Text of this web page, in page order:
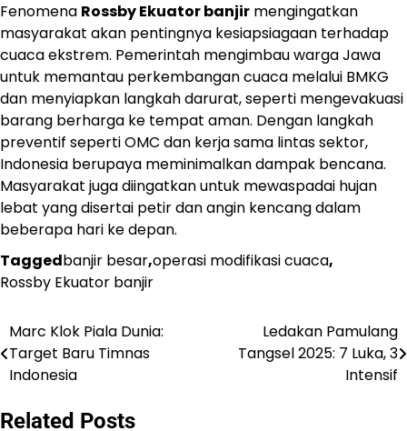
Fenomena Rossby Ekuator banjir mengingatkan
masyarakat akan pentingnya kesiapsiagaan terhadap
cuaca ekstrem. Pemerintah mengimbau warga Jawa
untuk memantau perkembangan cuaca melalui BMKG
dan menyiapkan langkah darurat, seperti mengevakuasi
barang berharga ke tempat aman. Dengan langkah
preventif seperti OMC dan kerja sama lintas sektor,
Indonesia berupaya meminimalkan dampak bencana.
Masyarakat juga diingatkan untuk mewaspadai hujan
lebat yang disertai petir dan angin kencang dalam
beberapa hari ke depan.
Taggedbanjir besar,operasi modifikasi cuaca,
Rossby Ekuator banjir
Navigasi
pos
Marc Klok Piala Dunia:
Target Baru Timnas
Indonesia
Ledakan Pamulang
Tangsel 2025: 7 Luka, 3
Intensif
Related Posts